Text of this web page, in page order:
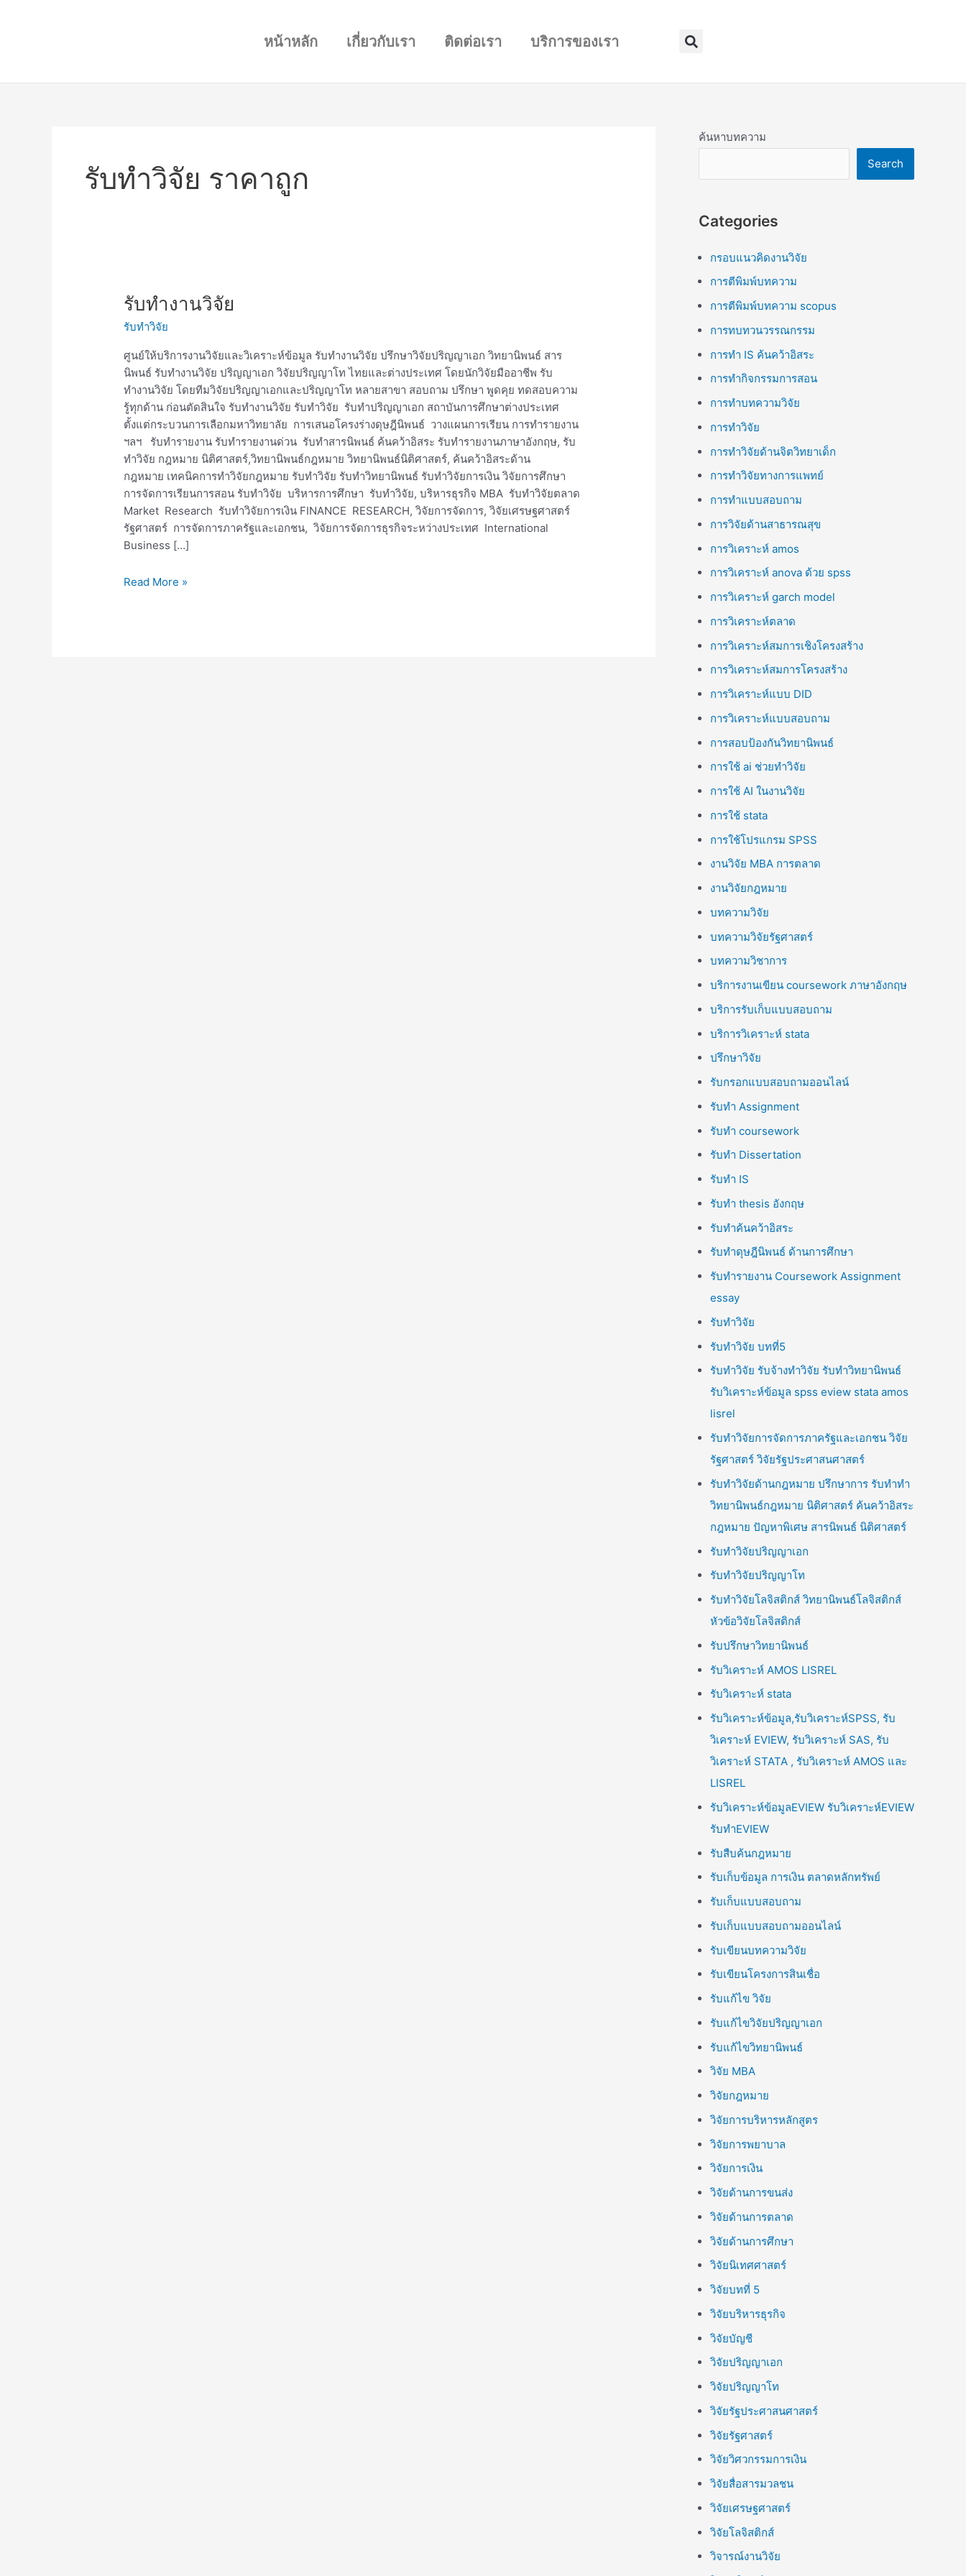
หน้าหลัก เกี่ยวกับเรา ติดต่อเรา บริการของเรา Search
รับทำวิจัย ราคาถูก
รับทำงานวิจัย
รับทำวิจัย
ศูนย์ให้บริการงานวิจัยและวิเคราะห์ข้อมูล รับทำงานวิจัย ปรึกษาวิจัยปริญญาเอก วิทยานิพนธ์ สาร
นิพนธ์ รับทำงานวิจัย ปริญญาเอก วิจัยปริญญาโท ไทยและต่างประเทศ โดยนักวิจัยมืออาชีพ รับ
ทำงานวิจัย โดยทีมวิจัยปริญญาเอกและปริญญาโท หลายสาขา สอบถาม ปรึกษา พูดคุย ทดสอบความ
รู้ทุกด้าน ก่อนตัดสินใจ รับทำงานวิจัย รับทำวิจัย รับทำปริญญาเอก สถาบันการศึกษาต่างประเทศ
ตั้งแต่กระบวนการเลือกมหาวิทยาลัย การเสนอโครงร่างดุษฎีนิพนธ์ วางแผนการเรียน การทำรายงาน
ฯลฯ รับทำรายงาน รับทำรายงานด่วน รับทำสารนิพนธ์ ค้นคว้าอิสระ รับทำรายงานภาษาอังกฤษ, รับ
ทำวิจัย กฎหมาย นิติศาสตร์,วิทยานิพนธ์กฎหมาย วิทยานิพนธ์นิติศาสตร์, ค้นคว้าอิสระด้าน
กฎหมาย เทคนิคการทำวิจัยกฎหมาย รับทำวิจัย รับทำวิทยานิพนธ์ รับทำวิจัยการเงิน วิจัยการศึกษา
การจัดการเรียนการสอน รับทำวิจัย บริหารการศึกษา รับทำวิจัย, บริหารธุรกิจ MBA รับทำวิจัยตลาด
Market Research รับทำวิจัยการเงิน FINANCE RESEARCH, วิจัยการจัดการ, วิจัยเศรษฐศาสตร์
รัฐศาสตร์ การจัดการภาครัฐและเอกชน, วิจัยการจัดการธุรกิจระหว่างประเทศ International
Business […]
รับ
วิจัย
Read More »
ค้นหาบทความ
Search
Categories
กรอบแนวคิดงานวิจัย
การตีพิมพ์บทความ
การตีพิมพ์บทความ scopus
การทบทวนวรรณกรรม
การทำ IS ค้นคว้าอิสระ
การทำกิจกรรมการสอน
การทำบทความวิจัย
การทำวิจัย
การทำวิจัยด้านจิตวิทยาเด็ก
การทำวิจัยทางการแพทย์
การทำแบบสอบถาม
การวิจัยด้านสาธารณสุข
การวิเคราะห์ amos
การวิเคราะห์ anova ด้วย spss
การวิเคราะห์ garch model
การวิเคราะห์ตลาด
การวิเคราะห์สมการเชิงโครงสร้าง
การวิเคราะห์สมการโครงสร้าง
การวิเคราะห์แบบ DID
การวิเคราะห์แบบสอบถาม
การสอบป้องกันวิทยานิพนธ์
การใช้ ai ช่วยทำวิจัย
การใช้ AI ในงานวิจัย
การใช้ stata
การใช้โปรแกรม SPSS
งานวิจัย MBA การตลาด
งานวิจัยกฎหมาย
บทความวิจัย
บทความวิจัยรัฐศาสตร์
บทความวิชาการ
บริการงานเขียน coursework ภาษาอังกฤษ
บริการรับเก็บแบบสอบถาม
บริการวิเคราะห์ stata
ปรึกษาวิจัย
รับกรอกแบบสอบถามออนไลน์
รับทำ Assignment
รับทำ coursework
รับทำ Dissertation
รับทำ IS
รับทำ thesis อังกฤษ
รับทำค้นคว้าอิสระ
รับทำดุษฎีนิพนธ์ ด้านการศึกษา
รับทำรายงาน Coursework Assignment
essay
รับทำวิจัย
รับทำวิจัย บทที่5
รับทำวิจัย รับจ้างทำวิจัย รับทำวิทยานิพนธ์
รับวิเคราะห์ข้อมูล spss eview stata amos
lisrel
รับทำวิจัยการจัดการภาครัฐและเอกชน วิจัย
รัฐศาสตร์ วิจัยรัฐประศาสนศาสตร์
รับทำวิจัยด้านกฎหมาย ปรึกษาการ รับทำทำ
วิทยานิพนธ์กฎหมาย นิติศาสตร์ ค้นคว้าอิสระ
กฎหมาย ปัญหาพิเศษ สารนิพนธ์ นิติศาสตร์
รับทำวิจัยปริญญาเอก
รับทำวิจัยปริญญาโท
รับทำวิจัยโลจิสติกส์ วิทยานิพนธ์โลจิสติกส์
หัวข้อวิจัยโลจิสติกส์
รับปรึกษาวิทยานิพนธ์
รับวิเคราะห์ AMOS LISREL
รับวิเคราะห์ stata
รับวิเคราะห์ข้อมูล,รับวิเคราะห์SPSS, รับ
วิเคราะห์ EVIEW, รับวิเคราะห์ SAS, รับ
วิเคราะห์ STATA , รับวิเคราะห์ AMOS และ
LISREL
รับวิเคราะห์ข้อมูลEVIEW รับวิเคราะห์EVIEW
รับทำEVIEW
รับสืบค้นกฎหมาย
รับเก็บข้อมูล การเงิน ตลาดหลักทรัพย์
รับเก็บแบบสอบถาม
รับเก็บแบบสอบถามออนไลน์
รับเขียนบทความวิจัย
รับเขียนโครงการสินเชื่อ
รับแก้ไข วิจัย
รับแก้ไขวิจัยปริญญาเอก
รับแก้ไขวิทยานิพนธ์
วิจัย MBA
วิจัยกฎหมาย
วิจัยการบริหารหลักสูตร
วิจัยการพยาบาล
วิจัยการเงิน
วิจัยด้านการขนส่ง
วิจัยด้านการตลาด
วิจัยด้านการศึกษา
วิจัยนิเทศศาสตร์
วิจัยบทที่ 5
วิจัยบริหารธุรกิจ
วิจัยบัญชี
วิจัยปริญญาเอก
วิจัยปริญญาโท
วิจัยรัฐประศาสนศาสตร์
วิจัยรัฐศาสตร์
วิจัยวิศวกรรมการเงิน
วิจัยสื่อสารมวลชน
วิจัยเศรษฐศาสตร์
วิจัยโลจิสติกส์
วิจารณ์งานวิจัย